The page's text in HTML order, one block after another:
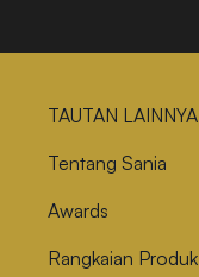
TAUTAN LAINNYA
Tentang Sania
Awards
Rangkaian Produk